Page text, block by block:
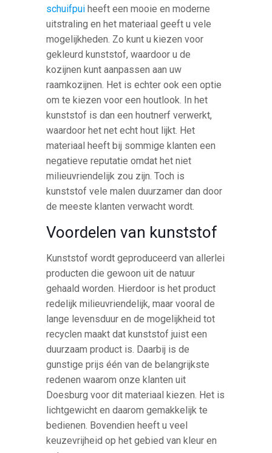
schuifpui heeft een mooie en moderne
uitstraling en het materiaal geeft u vele
mogelijkheden. Zo kunt u kiezen voor
gekleurd kunststof, waardoor u de
kozijnen kunt aanpassen aan uw
raamkozijnen. Het is echter ook een optie
om te kiezen voor een houtlook. In het
kunststof is dan een houtnerf verwerkt,
waardoor het net echt hout lijkt. Het
materiaal heeft bij sommige klanten een
negatieve reputatie omdat het niet
milieuvriendelijk zou zijn. Toch is
kunststof vele malen duurzamer dan door
de meeste klanten verwacht wordt.
Voordelen van kunststof
Kunststof wordt geproduceerd van allerlei
producten die gewoon uit de natuur
gehaald worden. Hierdoor is het product
redelijk milieuvriendelijk, maar vooral de
lange levensduur en de mogelijkheid tot
recyclen maakt dat kunststof juist een
duurzaam product is. Daarbij is de
gunstige prijs één van de belangrijkste
redenen waarom onze klanten uit
Doesburg voor dit materiaal kiezen. Het is
lichtgewicht en daarom gemakkelijk te
bedienen. Bovendien heeft u veel
keuzevrijheid op het gebied van kleur en